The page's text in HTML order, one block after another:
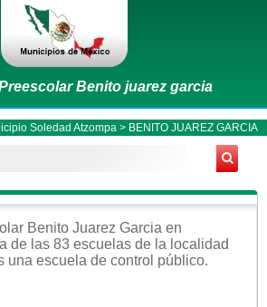
Benito juarez garcia
Soledad Atzompa > BENITO JUAREZ GARCIA
Benito Juarez Garcia en
de las 83 escuelas de la localidad
una escuela de control público.